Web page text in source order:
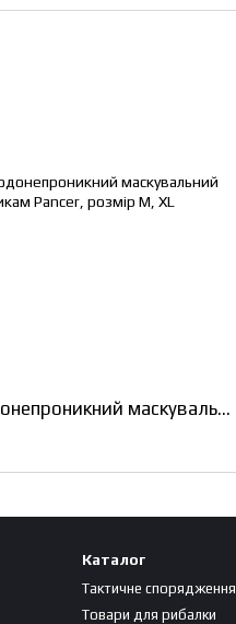
Костюм водонепроникний маскувальний мультикам Pancer, розмір М, XL
Каталог
Тактичне спорядження
Товари для рибалки